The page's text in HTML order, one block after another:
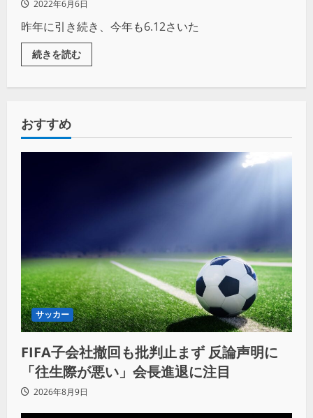
2022年6月6日
昨年に引き続き、今年も6.12さいた
続きを読む
おすすめ
サッカー
FIFA子会社撤回も批判止まず 反論声明に
「往生際が悪い」会長進退に注目
2026年8月9日